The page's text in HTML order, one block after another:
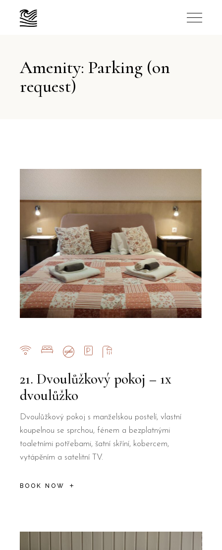
Amenity: Parking (on
request)
21. Dvoulůžkový pokoj – 1x
dvoulůžko
Dvoulůžkový pokoj s manželskou postelí, vlastní
koupelnou se sprchou, fénem a bezplatnými
toaletními potřebami, šatní skříní, kobercem,
vytápěním a satelitní TV.
BOOK NOW